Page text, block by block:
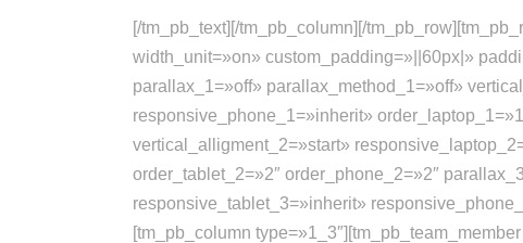
[/tm_pb_text][/tm_pb_column][/
width_unit=»on» custom_padding=»||60px|»
parallax_1=»off» parallax_method_1=»off»
responsive_phone_1=»inherit»
vertical_alligment_2=»start»
order_tablet_2=»2″ order_phone_2=»2″
responsive_tablet_3=»inherit»
[tm_pb_column